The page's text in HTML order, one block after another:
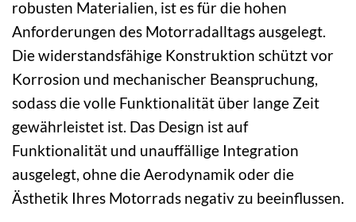
robusten Materialien, ist es für die hohen
Anforderungen des Motorradalltags ausgelegt.
Die widerstandsfähige Konstruktion schützt vor
Korrosion und mechanischer Beanspruchung,
sodass die volle Funktionalität über lange Zeit
gewährleistet ist. Das Design ist auf
Funktionalität und unauffällige Integration
ausgelegt, ohne die Aerodynamik oder die
Ästhetik Ihres Motorrads negativ zu beeinflussen.